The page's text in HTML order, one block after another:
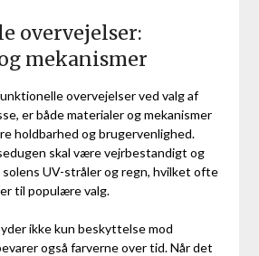
overvejelser:
mekanismer
overvejelser ved valg af
er både materialer og mekanismer
holdbarhed og brugervenlighed.
skal være vejrbestandigt og
UV-stråler og regn, hvilket ofte
til populære valg.
ikke kun beskyttelse mod
også farverne over tid. Når det